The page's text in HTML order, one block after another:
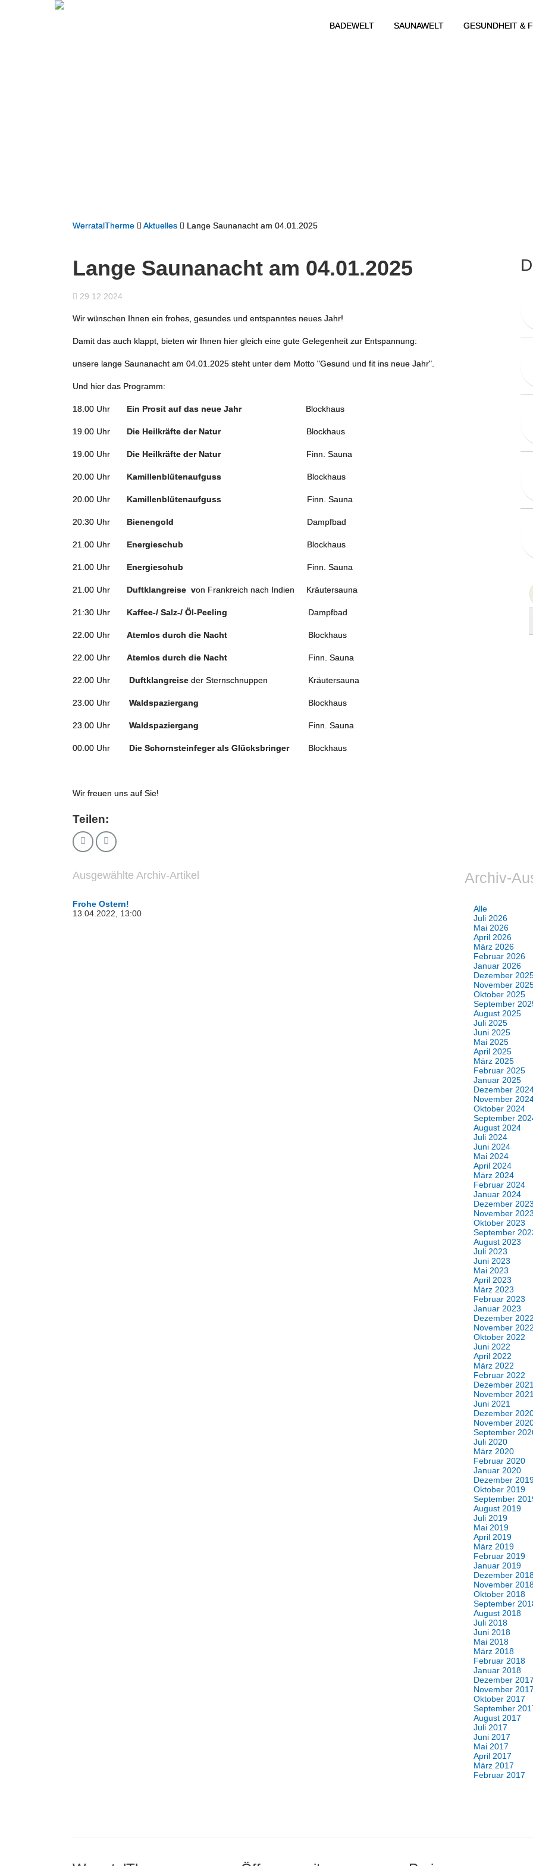
BADEWELT SAUNAWELT GESUNDHEIT &
WerratalTherme Aktuelles Lange Saunanacht am 04.01.2025
Lange Saunanacht am 04.01.2025
29.12.2024
Wir wünschen Ihnen ein frohes, gesundes und entspanntes neues Jahr!
Damit das auch klappt, bieten wir Ihnen hier gleich eine gute Gelegenheit zur Entspannung:
unsere lange Saunanacht am 04.01.2025 steht unter dem Motto "Gesund und fit ins neue Jahr".
Und hier das Programm:
18.00 Uhr Ein Prosit auf das neue Jahr Blockhaus
19.00 Uhr Die Heilkräfte der Natur Blockhaus
19.00 Uhr Die Heilkräfte der Natur Finn. Sauna
20.00 Uhr Kamillenblütenaufguss Blockhaus
20.00 Uhr Kamillenblütenaufguss Finn. Sauna
20:30 Uhr Bienengold Dampfbad
21.00 Uhr Energieschub Blockhaus
21.00 Uhr Energieschub Finn. Sauna
21.00 Uhr Duftklangreise von Frankreich nach Indien Kräutersauna
21:30 Uhr Kaffee-/ Salz-/ Öl-Peeling Dampfbad
22.00 Uhr Atemlos durch die Nacht Blockhaus
22.00 Uhr Atemlos durch die Nacht Finn. Sauna
22.00 Uhr Duftklangreise der Sternschnuppen Kräutersauna
23.00 Uhr Waldspaziergang Blockhaus
23.00 Uhr Waldspaziergang Finn. Sauna
00.00 Uhr Die Schornsteinfeger als Glücksbringer Blockhaus
Wir freuen uns auf Sie!
Teilen:
Ausgewählte Archiv-Artikel
Frohe Ostern!
13.04.2022, 13:00
Archiv-
Alle
Juli 2026
Mai 2026
April 2026
März 2026
Februar 2026
Januar 2026
Dezember
November
Oktober 2025
September
August 2025
Juli 2025
Juni 2025
Mai 2025
April 2025
März 2025
Februar 2025
Januar 2025
Dezember
November
Oktober 2024
September
August 2024
Juli 2024
Juni 2024
Mai 2024
April 2024
März 2024
Februar 2024
Januar 2024
Dezember 2023
November 2023
Oktober 2023
September
August 2023
Juli 2023
Juni 2023
Mai 2023
April 2023
März 2023
Februar 2023
Januar 2023
Dezember 2022
November 2022
Oktober 2022
Juni 2022
April 2022
März 2022
Februar 2022
Dezember 2021
November 2021
Juni 2021
Dezember
November
September
Juli 2020
März 2020
Februar 2020
Januar 2020
Dezember
Oktober 2019
September
August 2019
Juli 2019
Mai 2019
April 2019
März 2019
Februar 2019
Januar 2019
Dezember
November
Oktober 2018
September
August 2018
Juli 2018
Juni 2018
Mai 2018
März 2018
Februar 2018
Januar 2018
Dezember 2017
November 2017
Oktober 2017
September
August 2017
Juli 2017
Juni 2017
Mai 2017
April 2017
März 2017
Februar 2017